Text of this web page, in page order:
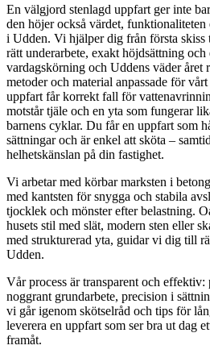
En välgjord stenlagd uppfart ger inte
den höjer också värdet,
i Udden. Vi hjälper dig från första
rätt underarbete, exakt höjdsättning
vardagskörning och Uddens väder året
metoder och material anpassade för
uppfart får korrekt fall för
motstår tjäle och en yta som fungerar
barnens cyklar. Du får en uppfart som
sättningar och är enkel att sköta –
helhetskänslan på din fastighet.
Vi arbetar med körbar marksten i
med kantsten för snygga och stabila
tjocklek och mönster efter belastning.
husets stil med slät, modern sten eller
med strukturerad yta, guidar vi dig till
Udden.
Vår process är transparent och
noggrant grundarbete, precision i
vi går igenom skötselråd och tips för
leverera en uppfart som ser bra ut dag
framåt.